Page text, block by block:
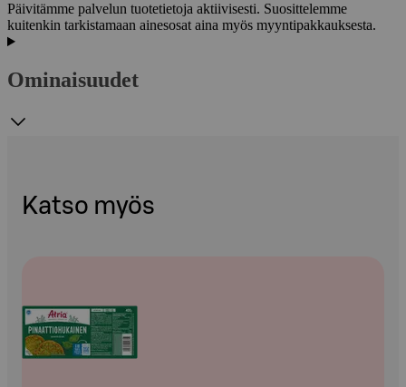
Päivitämme palvelun tuotetietoja aktiivisesti. Suosittelemme
kuitenkin tarkistamaan ainesosat aina myös myyntipakkauksesta.
Ominaisuudet
Katso myös